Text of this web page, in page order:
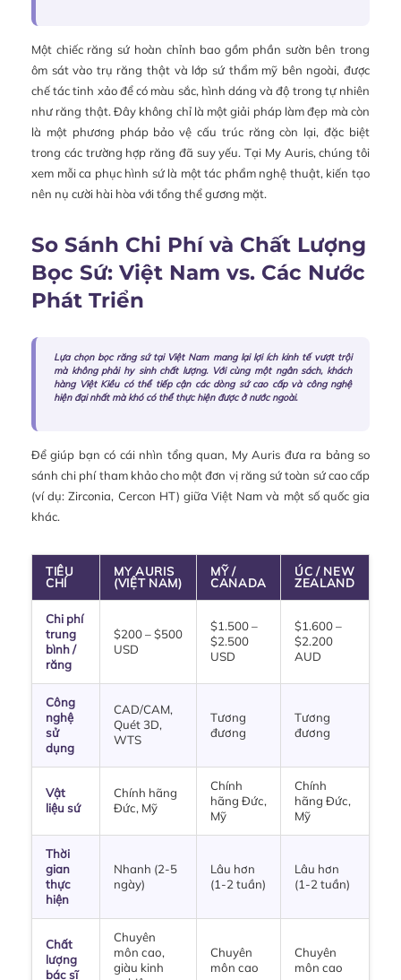
Một chiếc răng sứ hoàn chỉnh bao gồm phần sườn bên trong
ôm sát vào trụ răng thật và lớp sứ thẩm mỹ bên ngoài, được
chế tác tinh xảo để có màu sắc, hình dáng và độ trong tự nhiên
như răng thật. Đây không chỉ là một giải pháp làm đẹp mà còn
là một phương pháp bảo vệ cấu trúc răng còn lại, đặc biệt
trong các trường hợp răng đã suy yếu. Tại My Auris, chúng tôi
xem mỗi ca phục hình sứ là một tác phẩm nghệ thuật, kiến tạo
nên nụ cười hài hòa với tổng thể gương mặt.
So Sánh Chi Phí và Chất Lượng
Bọc Sứ: Việt Nam vs. Các Nước
Phát Triển
Lựa chọn bọc răng sứ tại Việt Nam mang lại lợi ích kinh tế vượt trội
mà không phải hy sinh chất lượng. Với cùng một ngân sách, khách
hàng Việt Kiều có thể tiếp cận các dòng sứ cao cấp và công nghệ
hiện đại nhất mà khó có thể thực hiện được ở nước ngoài.
Để giúp bạn có cái nhìn tổng quan, My Auris đưa ra bảng so
sánh chi phí tham khảo cho một đơn vị răng sứ toàn sứ cao cấp
(ví dụ: Zirconia, Cercon HT) giữa Việt Nam và một số quốc gia
khác.
TIÊU
CHÍ
MY AURIS
(VIỆT NAM)
MỸ /
CANADA
ÚC / NEW
ZEALAND
Chi phí
trung
bình /
răng
$200 – $500
USD
$1.500 –
$2.500
USD
$1.600 –
$2.200
AUD
Công
nghệ
sử
dụng
CAD/CAM,
Quét 3D,
WTS
Tương
đương
Tương
đương
Vật
liệu sứ
Chính hãng
Đức, Mỹ
Chính
hãng Đức,
Mỹ
Chính
hãng Đức,
Mỹ
Thời
gian
thực
hiện
Nhanh (2-5
ngày)
Lâu hơn
(1-2 tuần)
Lâu hơn
(1-2 tuần)
Chất
lượng
bác sĩ
Chuyên
môn cao,
giàu kinh
Chuyên
môn cao
Chuyên
môn cao